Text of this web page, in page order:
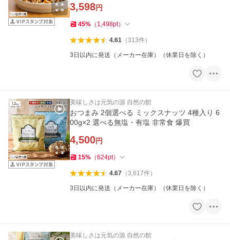
3,598円
45% （ 1,498pt）
4.61（313件）
3日以内に発送（メーカー在庫）（休業日を除く）
美味しさは元気の源 自然の館
おつまみ 2個選べる ミックスナッツ 4種入り 6
00g×2 選べる無塩・有塩 非常食 爆買
4,500円
15% （624pt）
4.67（3,617件）
3日以内に発送（メーカー在庫）（休業日を除く）
美味しさは元気の源 自然の館